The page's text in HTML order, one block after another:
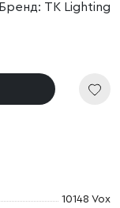
Бренд: TK Lighting
10148 Vox